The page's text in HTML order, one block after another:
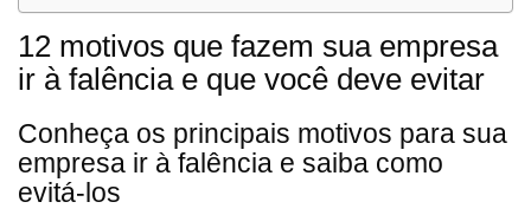
12 motivos que fazem sua empresa
ir à falência e que você deve evitar
Conheça os principais motivos para sua
empresa ir à falência e saiba como
evitá-los